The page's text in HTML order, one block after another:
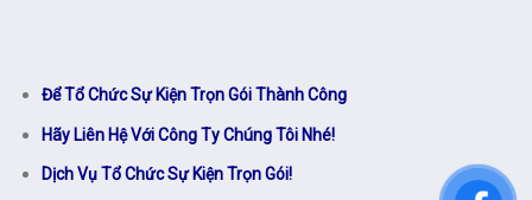
Để Tổ Chức Sự Kiện Trọn Gói Thành Công
Hãy Liên Hệ Với Công Ty Chúng Tôi Nhé!
Dịch Vụ Tổ Chức Sự Kiện Trọn Gói!